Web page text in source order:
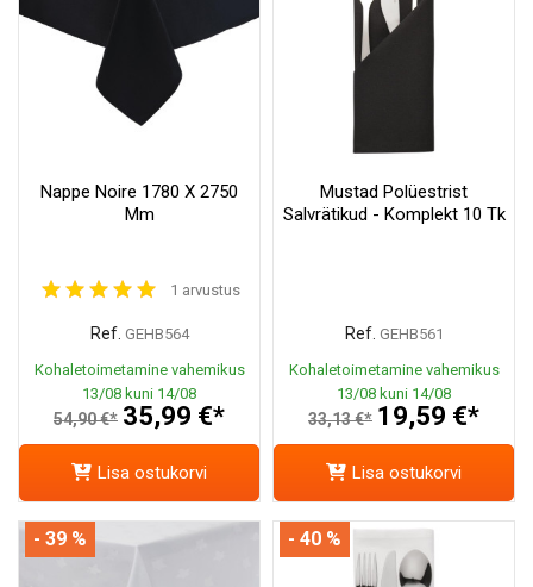
Nappe Noire 1780 X 2750
Mm
1 arvustus
Ref. GEHB564
Kohaletoimetamine vahemikus
13/08 kuni 14/08
54,90 €* 35,99 €*
Lisa ostukorvi
Mustad Polüestrist
Salvrätikud - Komplekt 10 Tk
Ref. GEHB561
Kohaletoimetamine vahemikus
13/08 kuni 14/08
33,13 €* 19,59 €*
Lisa ostukorvi
- 39 % - 40 %